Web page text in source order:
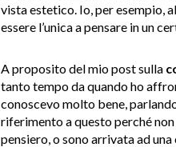
vista estetico. Io, per esempio,
essere l’unica a pensare in un
A proposito del mio post sulla
tanto tempo da quando ho
conoscevo molto bene,
riferimento a questo perché
pensiero, o sono arrivata ad una